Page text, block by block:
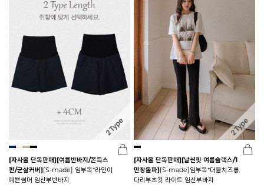
[자사몰 단독판매][여름반바지/쫀득스
판/군살커버][S-made] 임부복*라인이
예쁜썸머 임산부반바지
[자사몰 단독판매][날씬핏 여름슬랙스/1
만장돌파][S-made]임부복*더블치즈롱
다리부츠컷 라이트 임산부바지